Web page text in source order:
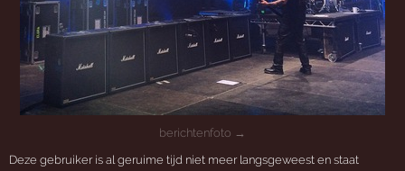
berichtenfoto →
Deze gebruiker is al geruime tijd niet meer langsgeweest en staat